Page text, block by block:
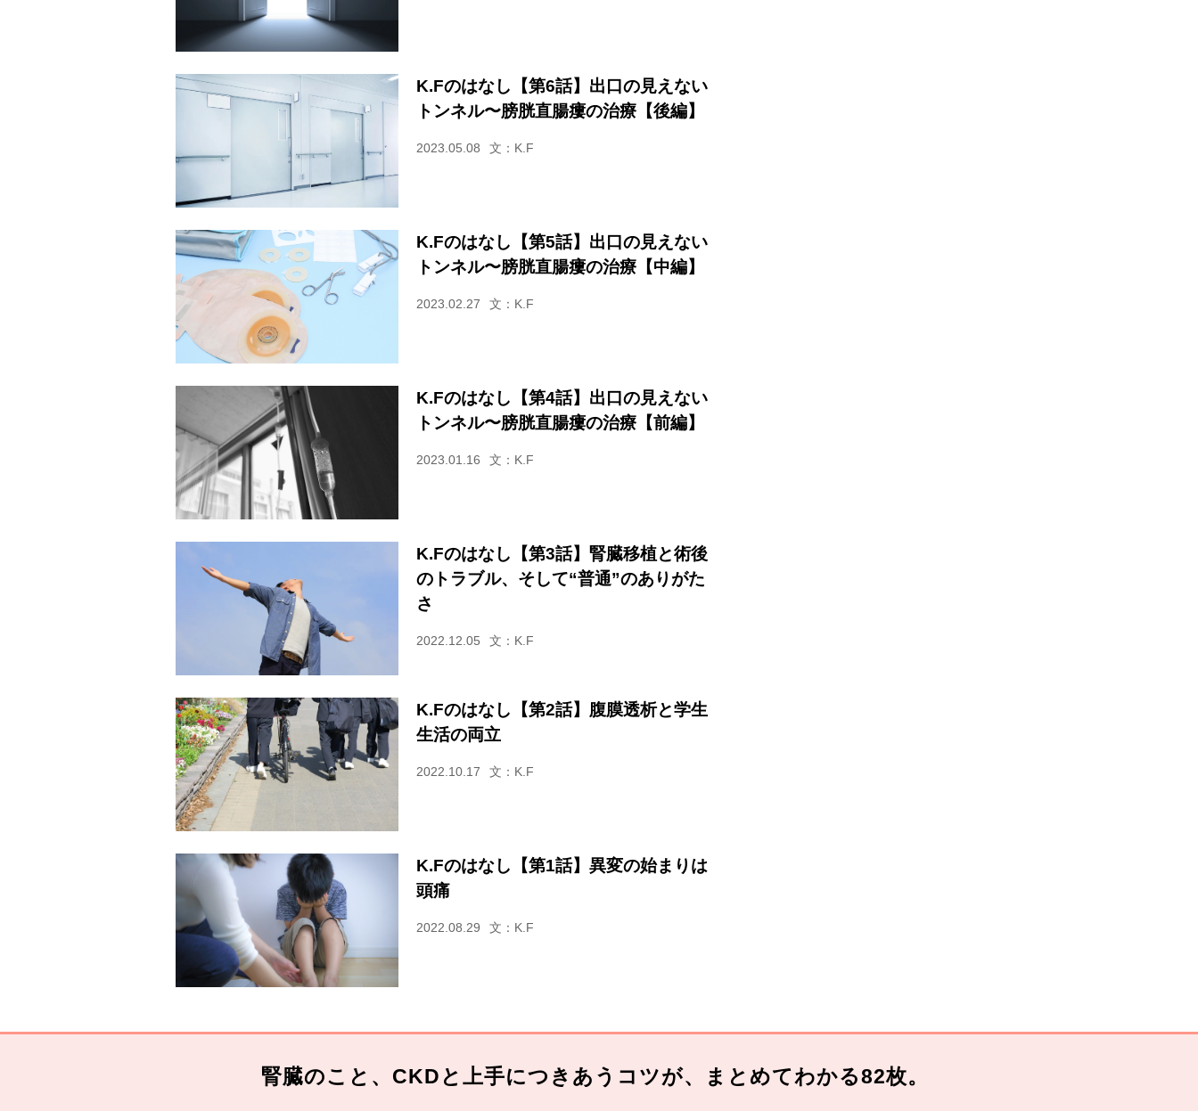
K.Fのはなし【第6話】出口の見えない
トンネル〜膀胱直腸瘻の治療【後編】
2023.05.08 文：K.F
K.Fのはなし【第5話】出口の見えない
トンネル〜膀胱直腸瘻の治療【中編】
2023.02.27 文：K.F
K.Fのはなし【第4話】出口の見えない
トンネル〜膀胱直腸瘻の治療【前編】
2023.01.16 文：K.F
K.Fのはなし【第3話】腎臓移植と術後
のトラブル、そして“普通”のありがた
さ
2022.12.05 文：K.F
K.Fのはなし【第2話】腹膜透析と学生
生活の両立
2022.10.17 文：K.F
K.Fのはなし【第1話】異変の始まりは
頭痛
2022.08.29 文：K.F
腎臓のこと、CKDと上手につきあうコツが、まとめてわかる82枚。